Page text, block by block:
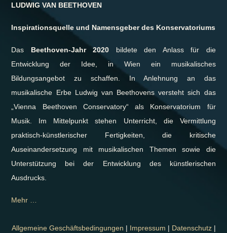
LUDWIG VAN BEETHOVEN
Inspirationsquelle und Namensgeber des Konservatoriums
Das Beethoven-Jahr 2020 bildete den Anlass für die
Entwicklung der Idee, in Wien ein musikalisches
Bildungsangebot zu schaffen. In Anlehnung an das
musikalische Erbe Ludwig van Beethovens versteht sich das
„Vienna Beethoven Conservatory“ als Konservatorium für
Musik. Im Mittelpunkt stehen Unterricht, die Vermittlung
praktisch-künstlerischer Fertigkeiten, die kritische
Auseinandersetzung mit musikalischen Themen sowie die
Unterstützung bei der Entwicklung des künstlerischen
Ausdrucks.
Mehr …
Allgemeine Geschäftsbedingungen | Impressum | Datenschutz|